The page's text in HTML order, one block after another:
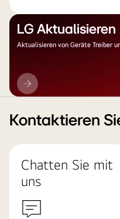
LG Aktualisieren
Aktualisieren von Geräte Treiber
LG
Aktualisieren
Kontaktieren
Chatten Sie mit
uns